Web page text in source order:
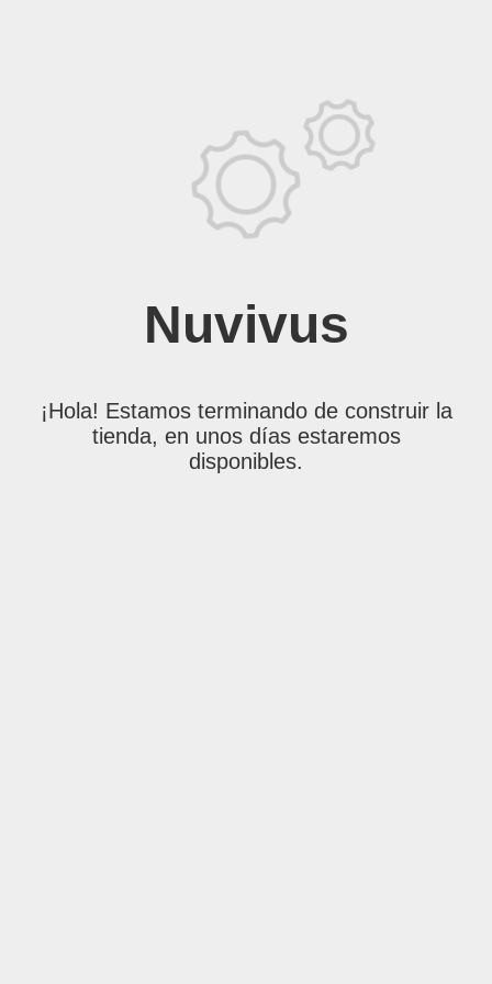
Nuvivus
¡Hola! Estamos terminando de construir la
tienda, en unos días estaremos
disponibles.